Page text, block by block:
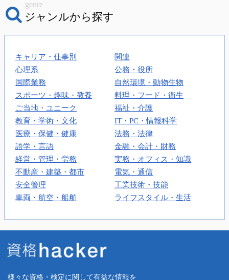
ジャンルから探す
genre
キャリア・仕事別
関連
心理系
公務・役所
国際業務
自然環境・動物生物
スポーツ・趣味・教養
料理・フード・衛生
ご当地・ユニーク
福祉・介護
教育・学術・文化
IT・PC・情報科学
医療・保健・健康
法務・法律
語学・言語
金融・会計・財務
経営・管理・労務
実務・オフィス・知識
不動産・建築・都市
電気・通信
安全管理
工業技術・技能
車両・航空・船舶
ライフスタイル・生活
様々な資格・検定に関して有益な情報を